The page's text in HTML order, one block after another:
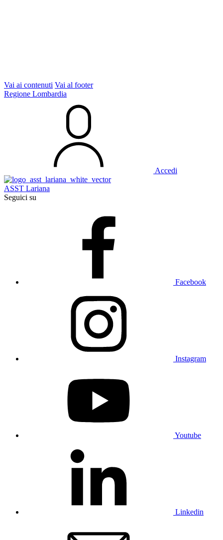
Vai ai contenuti Vai al footer
Regione Lombardia
Accedi
ASST Lariana
Seguici su
Facebook
Instagram
Youtube
Linkedin